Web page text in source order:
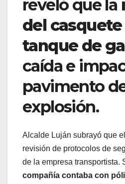
reveló que la
del
tanque de
caída e
pavimento
explosión.
Alcalde Luján subrayó que
revisión de protocolos de
de la empresa transportista.
compañía contaba con